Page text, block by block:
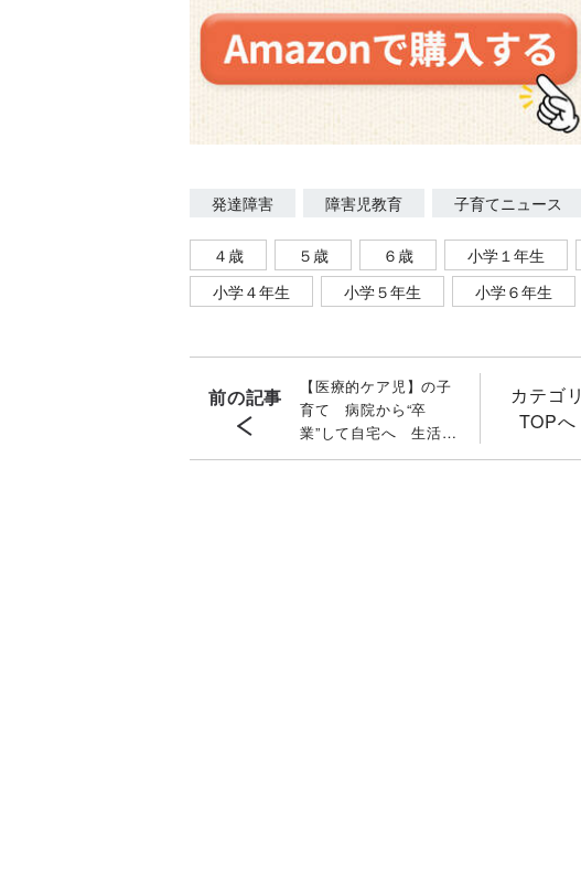
発達障害 障害児教育 子育てニュース
４歳 ５歳 ６歳 小学１年生
小学４年生
小学５年生 小学６年生
前の記事
【医療的ケア児】の子
育て 病院から“卒
業”して自宅へ 生活は
どう変わる？【国立成
カテゴリ
TOPへ